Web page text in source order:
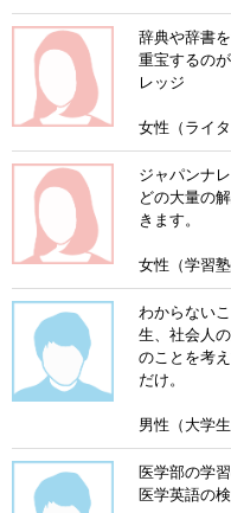
辞典や辞書
重宝するの
レッジ
女性（ライタ
ジャパンナ
どの大量の
きます。
女性（学習塾
わからない
生、社会人
のことを考
だけ。
男性（大学生
医学部の学
医学英語の